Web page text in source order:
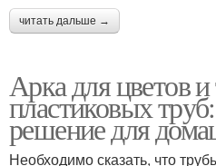
читать дальше →
Арка для цветов
пластиковых
решение для
Необходимо сказать, что